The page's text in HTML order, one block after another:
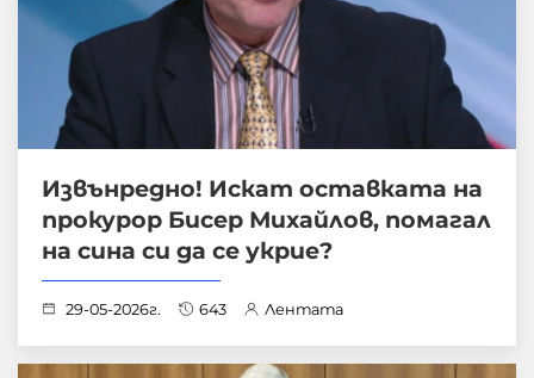
Извънредно! Искат оставката на
прокурор Бисер Михайлов, помагал
на сина си да се укрие?
29-05-2026г. 643 Лентата